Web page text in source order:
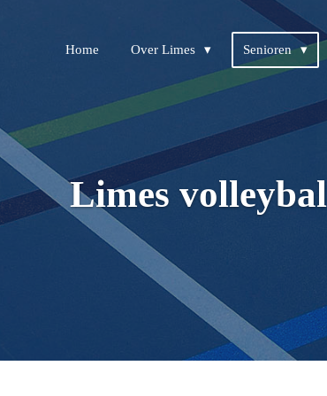
Home Over Limes Senioren
Limes volleybal